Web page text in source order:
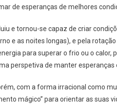
de esperanças de melhores
e tornou-se capaz de criar
e as noites longas), e pela
para superar o frio ou o
perspetiva de manter
com a forma irracional como
mágico” para orientar as suas